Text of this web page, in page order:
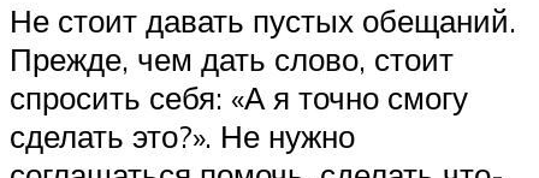
Не стоит давать пустых обещаний.
Прежде, чем дать слово, стоит
спросить себя: «А я точно смогу
сделать это?». Не нужно